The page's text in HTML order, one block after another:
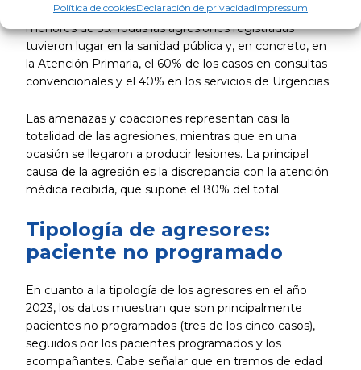
Política de cookiesDeclaración de privacidadImpressum
mayores de 45 años (un 60%) y el resto son personas
menores de 35. Todas las agresiones registradas
tuvieron lugar en la sanidad pública y, en concreto, en
la Atención Primaria, el 60% de los casos en consultas
convencionales y el 40% en los servicios de Urgencias.
Las amenazas y coacciones representan casi la
totalidad de las agresiones, mientras que en una
ocasión se llegaron a producir lesiones. La principal
causa de la agresión es la discrepancia con la atención
médica recibida, que supone el 80% del total.
Tipología de agresores:
paciente no programado
En cuanto a la tipología de los agresores en el año
2023, los datos muestran que son principalmente
pacientes no programados (tres de los cinco casos),
seguidos por los pacientes programados y los
acompañantes. Cabe señalar que en tramos de edad